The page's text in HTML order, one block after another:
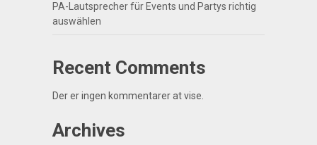
PA-Lautsprecher für Events und Partys richtig
auswählen
Recent Comments
Der er ingen kommentarer at vise.
Archives